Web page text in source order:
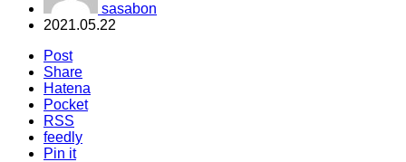
sasabon
2021.05.22
Post
Share
Hatena
Pocket
RSS
feedly
Pin it